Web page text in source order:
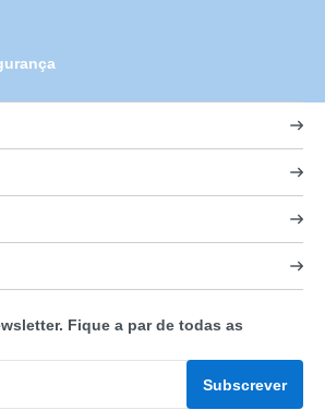
Fique a par de todas as
Subscrever